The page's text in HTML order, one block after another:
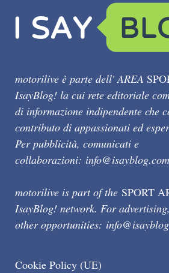
motorilive è parte dell' AREA
IsayBlog! la cui rete editoriale
di informazione indipendente che
contributo di appassionati ed
Per pubblicità, comunicati e
collaborazioni: info@isayblog.com
motorilive is part of the SPORT
IsayBlog! network. For
other opportunities:
Cookie Policy (UE)